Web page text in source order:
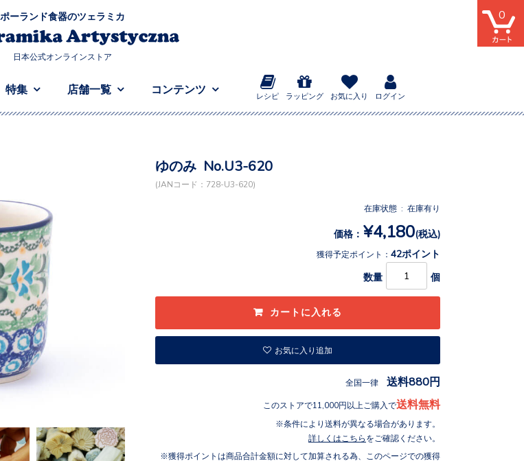
ポーランド食器のツェラミカ
日本公式オンラインストア
特集 店舗一覧 コンテンツ
レシピ ラッピング お気に入り ログイン
0
ゆのみ No.U3-620
(JANコード：728-U3-620)
在庫状態 : 在庫有り
価格： ¥4,180(税込)
獲得予定ポイント： 42ポイント
数量 個
お気に入り追加
全国一律 送料880円
このストアで11,000円以上ご購入で送料無料
条件により送料が異なる場合があります。
詳しくはこちら をご確認ください。
獲得ポイントは商品合計金額に対して加算される為、このページでの獲得